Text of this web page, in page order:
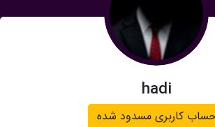
hadi
کاربری مسدود شده